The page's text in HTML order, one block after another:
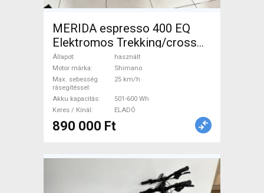
MERIDA espresso 400 EQ
Elektromos Trekking/cross
25 km/h Shimano 501-600 Wh
használt ELADÓ
Állapot
használt
Motor márka
Shimano
Max. sebesség
rásegítéssel
25 km/h
Akku kapacitás
501-600 Wh
Keres / Kínál
ELADÓ
890 000 Ft